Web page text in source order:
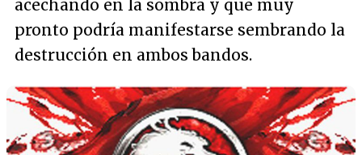
acechando en la sombra y que muy
pronto podría manifestarse sembrando la
destrucción en ambos bandos.